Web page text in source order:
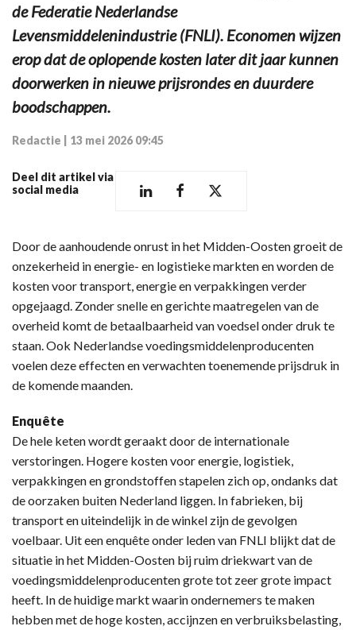
de Federatie Nederlandse
Levensmiddelenindustrie (FNLI). Economen wijzen
erop dat de oplopende kosten later dit jaar kunnen
doorwerken in nieuwe prijsrondes en duurdere
boodschappen.
Redactie 13 mei 2026 09:45
Deel dit artikel via
social media
Door de aanhoudende onrust in het Midden-Oosten groeit de
onzekerheid in energie- en logistieke markten en worden de
kosten voor transport, energie en verpakkingen verder
opgejaagd. Zonder snelle en gerichte maatregelen van de
overheid komt de betaalbaarheid van voedsel onder druk te
staan. Ook Nederlandse voedingsmiddelenproducenten
voelen deze effecten en verwachten toenemende prijsdruk in
de komende maanden.
Enquête
De hele keten wordt geraakt door de internationale
verstoringen. Hogere kosten voor energie, logistiek,
verpakkingen en grondstoffen stapelen zich op, ondanks dat
de oorzaken buiten Nederland liggen. In fabrieken, bij
transport en uiteindelijk in de winkel zijn de gevolgen
voelbaar. Uit een enquête onder leden van FNLI blijkt dat de
situatie in het Midden-Oosten bij ruim driekwart van de
voedingsmiddelenproducenten grote tot zeer grote impact
heeft. In de huidige markt waarin ondernemers te maken
hebben met de hoge kosten, accijnzen en verbruiksbelasting,